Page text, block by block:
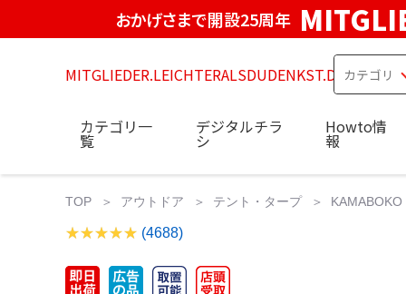
おかげさまで開設25周年
MITGLIEDER.LEICHTERALSDUDENKST.DE
カテゴリ一
覧
デジタルチラ
シ
Howto情
報
TOP アウトドア テント・タープ
(4688)